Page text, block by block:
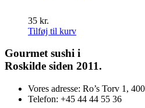
35 kr.
Tilføj til kurv
Gourmetsushi i
Roskilde siden 2011.
Vores adresse: Ro’s Torv 1,
Telefon: +45 44 44 55 36